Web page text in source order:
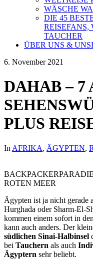
WÄSCHE
DIE 45
TAUCHER
ÜBER UNS &
6. November 2021
DAHAB –
PLUS
In AFRIKA, ÄGYPTEN,
ROTEN MEER
Ägypten ist ja nicht gerade
Hurghada oder Sharm-El-
kommen einem sofort in
kann auch anders. Der
südlichen Sinai-Halbinsel
bei Tauchern als auch
Ägyptern sehr beliebt.